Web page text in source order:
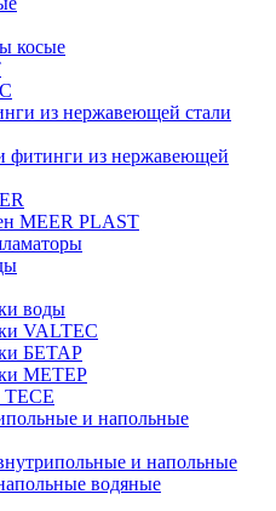
косые
из нержавеющей стали
фитинги из нержавеющей
MEER PLAST
воды
VALTEC
БЕТАР
МЕТЕР
TECE
и напольные
и напольные
водяные